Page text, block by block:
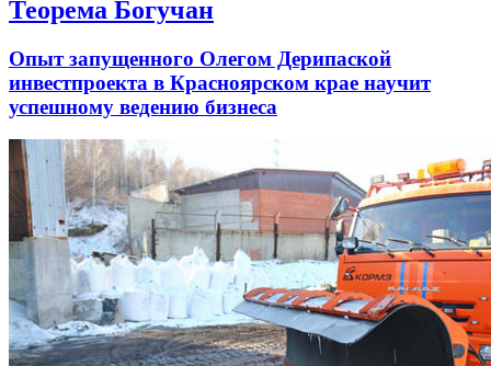
Теорема Богучан
Опыт запущенного Олегом Дерипаской
инвестпроекта в Красноярском крае научит
успешному ведению бизнеса